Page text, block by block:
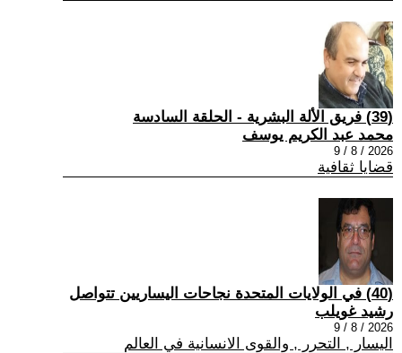
(39) فريق الألة البشرية - الحلقة السادسة
محمد عبد الكريم يوسف
2026 / 8 / 9
قضايا ثقافية
(40) في الولايات المتحدة نجاحات اليساريين تتواصل
رشيد غويلب
2026 / 8 / 9
اليسار , التحرر , والقوى الانسانية في العالم